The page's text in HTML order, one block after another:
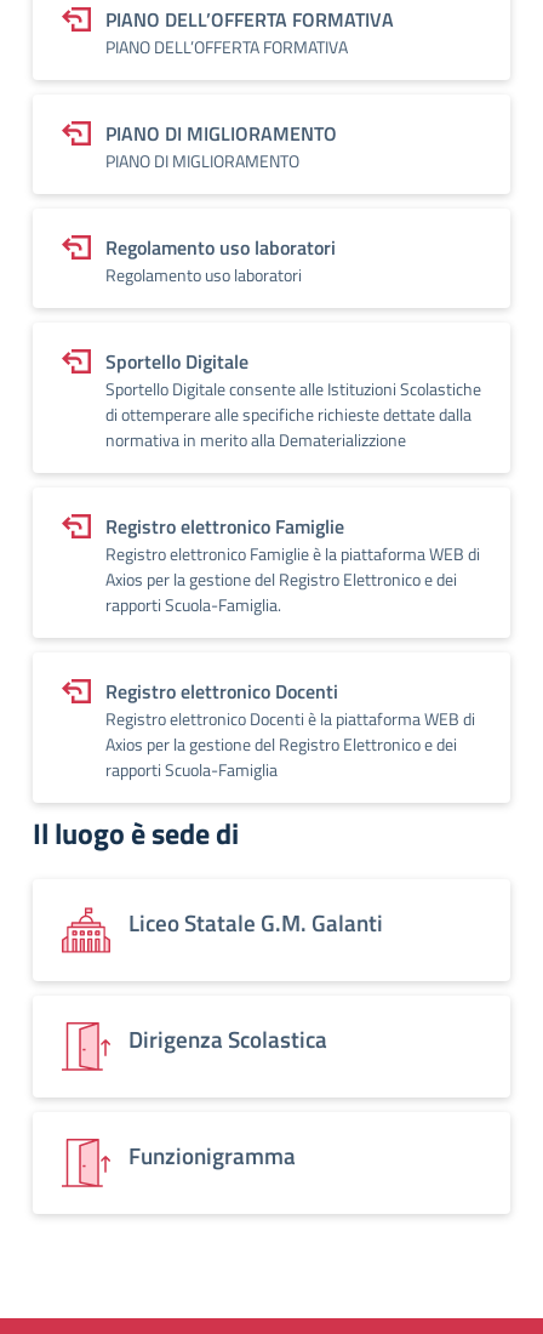
PIANO DELL’OFFERTA FORMATIVA
PIANO DELL’OFFERTA FORMATIVA
PIANO DI MIGLIORAMENTO
PIANO DI MIGLIORAMENTO
Regolamento uso laboratori
Regolamento uso laboratori
Sportello Digitale
Sportello Digitale consente alle Istituzioni Scolastiche
di ottemperare alle specifiche richieste dettate dalla
normativa in merito alla Dematerializzione
Registro elettronico Famiglie
Registro elettronico Famiglie è la piattaforma WEB di
Axios per la gestione del Registro Elettronico e dei
rapporti Scuola-Famiglia.
Registro elettronico Docenti
Registro elettronico Docenti è la piattaforma WEB di
Axios per la gestione del Registro Elettronico e dei
rapporti Scuola-Famiglia
Il luogo è sede di
Liceo Statale G.M. Galanti
Dirigenza Scolastica
Funzionigramma